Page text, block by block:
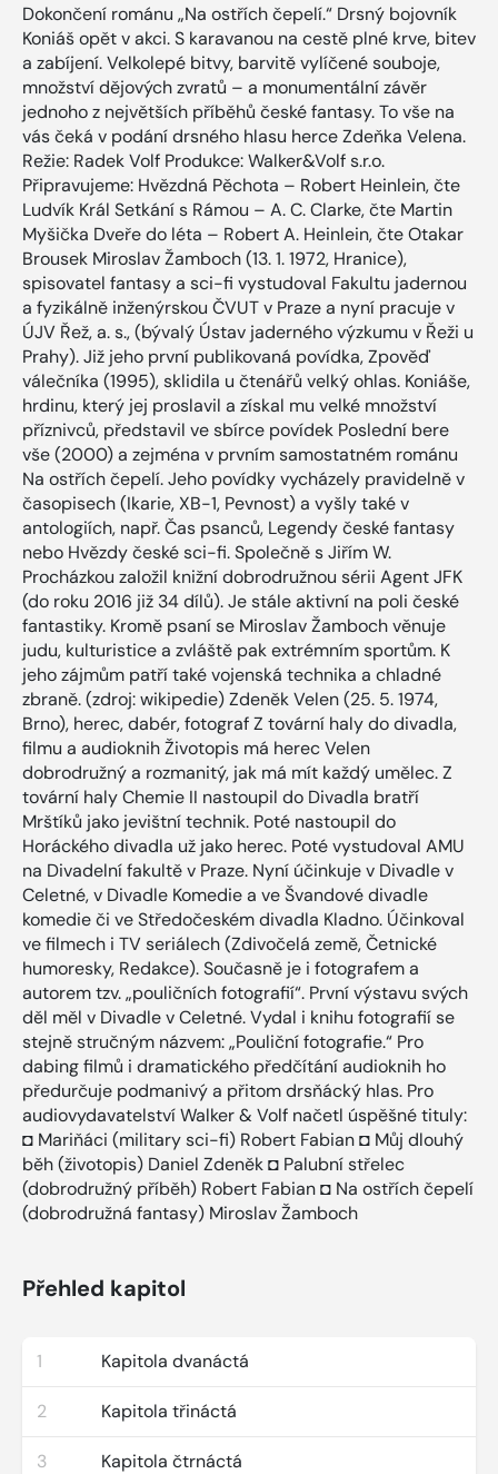
Dokončení románu „Na ostřích čepelí.“ Drsný bojovník
Koniáš opět v akci. S karavanou na cestě plné krve, bitev
a zabíjení. Velkolepé bitvy, barvitě vylíčené souboje,
množství dějových zvratů – a monumentální závěr
jednoho z největších příběhů české fantasy. To vše na
vás čeká v podání drsného hlasu herce Zdeňka Velena.
Režie: Radek Volf Produkce: Walker&Volf s.r.o.
Připravujeme: Hvězdná Pěchota – Robert Heinlein, čte
Ludvík Král Setkání s Rámou – A. C. Clarke, čte Martin
Myšička Dveře do léta – Robert A. Heinlein, čte Otakar
Brousek Miroslav Žamboch (13. 1. 1972, Hranice),
spisovatel fantasy a sci-fi vystudoval Fakultu jadernou
a fyzikálně inženýrskou ČVUT v Praze a nyní pracuje v
ÚJV Řež, a. s., (bývalý Ústav jaderného výzkumu v Řeži u
Prahy). Již jeho první publikovaná povídka, Zpověď
válečníka (1995), sklidila u čtenářů velký ohlas. Koniáše,
hrdinu, který jej proslavil a získal mu velké množství
příznivců, představil ve sbírce povídek Poslední bere
vše (2000) a zejména v prvním samostatném románu
Na ostřích čepelí. Jeho povídky vycházely pravidelně v
časopisech (Ikarie, XB-1, Pevnost) a vyšly také v
antologiích, např. Čas psanců, Legendy české fantasy
nebo Hvězdy české sci-fi. Společně s Jiřím W.
Procházkou založil knižní dobrodružnou sérii Agent JFK
(do roku 2016 již 34 dílů). Je stále aktivní na poli české
fantastiky. Kromě psaní se Miroslav Žamboch věnuje
judu, kulturistice a zvláště pak extrémním sportům. K
jeho zájmům patří také vojenská technika a chladné
zbraně. (zdroj: wikipedie) Zdeněk Velen (25. 5. 1974,
Brno), herec, dabér, fotograf Z tovární haly do divadla,
filmu a audioknih Životopis má herec Velen
dobrodružný a rozmanitý, jak má mít každý umělec. Z
tovární haly Chemie II nastoupil do Divadla bratří
Mrštíků jako jevištní technik. Poté nastoupil do
Horáckého divadla už jako herec. Poté vystudoval AMU
na Divadelní fakultě v Praze. Nyní účinkuje v Divadle v
Celetné, v Divadle Komedie a ve Švandové divadle
komedie či ve Středočeském divadla Kladno. Účinkoval
ve filmech i TV seriálech (Zdivočelá země, Četnické
humoresky, Redakce). Současně je i fotografem a
autorem tzv. „pouličních fotografií“. První výstavu svých
děl měl v Divadle v Celetné. Vydal i knihu fotografií se
stejně stručným názvem: „Pouliční fotografie.“ Pro
dabing filmů i dramatického předčítání audioknih ho
předurčuje podmanivý a přitom drsňácký hlas. Pro
audiovydavatelství Walker & Volf načetl úspěšné tituly:
◘ Mariňáci (military sci-fi) Robert Fabian ◘ Můj dlouhý
běh (životopis) Daniel Zdeněk ◘ Palubní střelec
(dobrodružný příběh) Robert Fabian ◘ Na ostřích čepelí
(dobrodružná fantasy) Miroslav Žamboch
Přehled kapitol
1 Kapitola dvanáctá
2 Kapitola třináctá
3 Kapitola čtrnáctá